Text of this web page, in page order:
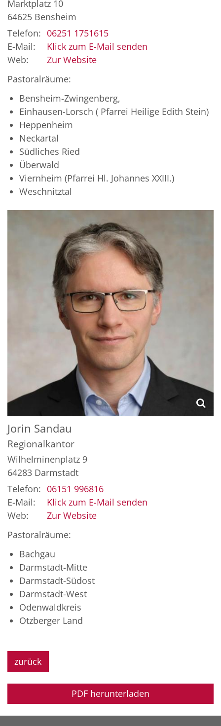
Marktplatz 10
64625 Bensheim
Telefon: 06251 1751615
E-Mail:
Klick zum E-Mail senden
Web:
Zur Website
Pastoralräume:
Bensheim-Zwingenberg,
Einhausen-Lorsch ( Pfarrei Heilige Edith Stein)
Heppenheim
Neckartal
Südliches Ried
Überwald
Viernheim (Pfarrei Hl. Johannes XXIII.)
Weschnitztal
Jorin Sandau
Regionalkantor
Wilhelminenplatz 9
64283 Darmstadt
Telefon: 06151 996816
E-Mail:
Klick zum E-Mail senden
Web:
Zur Website
Pastoralräume:
Bachgau
Darmstadt-Mitte
Darmstadt-Südost
Darmstadt-West
Odenwaldkreis
Otzberger Land
zurück
PDF herunterladen